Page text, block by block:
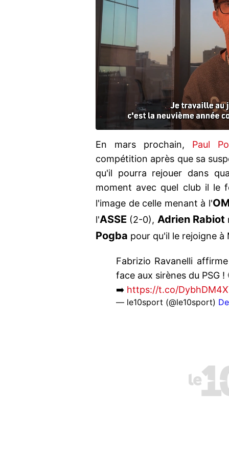
En mars prochain, Paul
compétition après que sa
qu'il pourra rejouer dans
moment avec quel club il le
l'image de celle menant à l'
l'ASSE (2-0), Adrien Rabiot
Pogba pour qu'il le rejoigne à
Fabrizio Ravanelli
face aux sirènes du PSG !
➡️ https://t.co/
— le10sport (@le10sport)